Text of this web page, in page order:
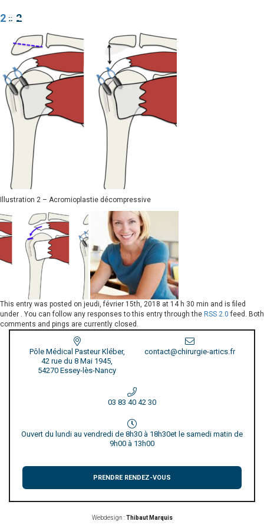
2 » 2
Illustration 2 – Acromioplastie décompressive
This entry was posted on jeudi, février 15th, 2018 at 14 h 30 min and is filed
under . You can follow any responses to this entry through the RSS 2.0 feed. Both
comments and pings are currently closed.
Pôle Médical Pasteur Kléber,
42 rue du 8 Mai 1945,
54270 Essey-lès-Nancy
contact@chirurgie-artics.fr
03 83 40 42 30
Ouvert du lundi au vendredi de 8h30 à 18h30et le samedi matin de
9h00 à 13h00
PRENDRE RENDEZ-VOUS
Webdesign :Thibaut Marquis